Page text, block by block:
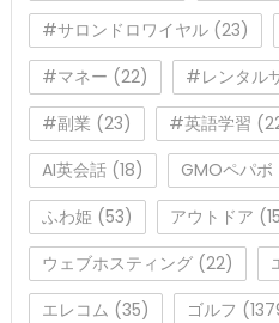
#サロンドロワイヤル(23)
#マネー (22) #レンタル
#副業 (23) #英語学習
AI英会話(18) GMOペパボ
ふわ姫 (53) アウトドア
ウェブホスティング(22)
エレコム (35) ゴルフ